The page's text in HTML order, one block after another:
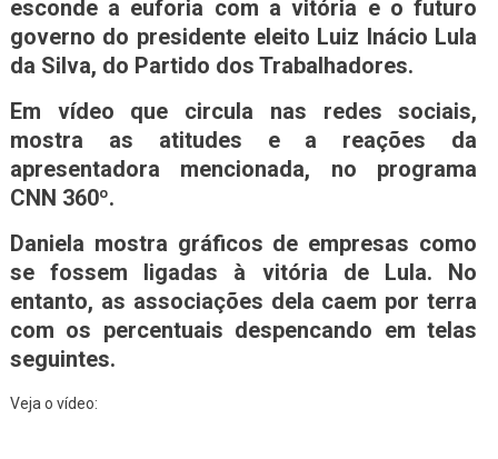
esconde a euforia com a vitória e o futuro
governo do presidente eleito Luiz Inácio Lula
da Silva, do Partido dos Trabalhadores.
Em vídeo que circula nas redes sociais,
mostra as atitudes e a reações da
apresentadora mencionada, no programa
CNN 360º.
Daniela mostra gráficos de empresas como
se fossem ligadas à vitória de Lula. No
entanto, as associações dela caem por terra
com os percentuais despencando em telas
seguintes.
Veja o vídeo: